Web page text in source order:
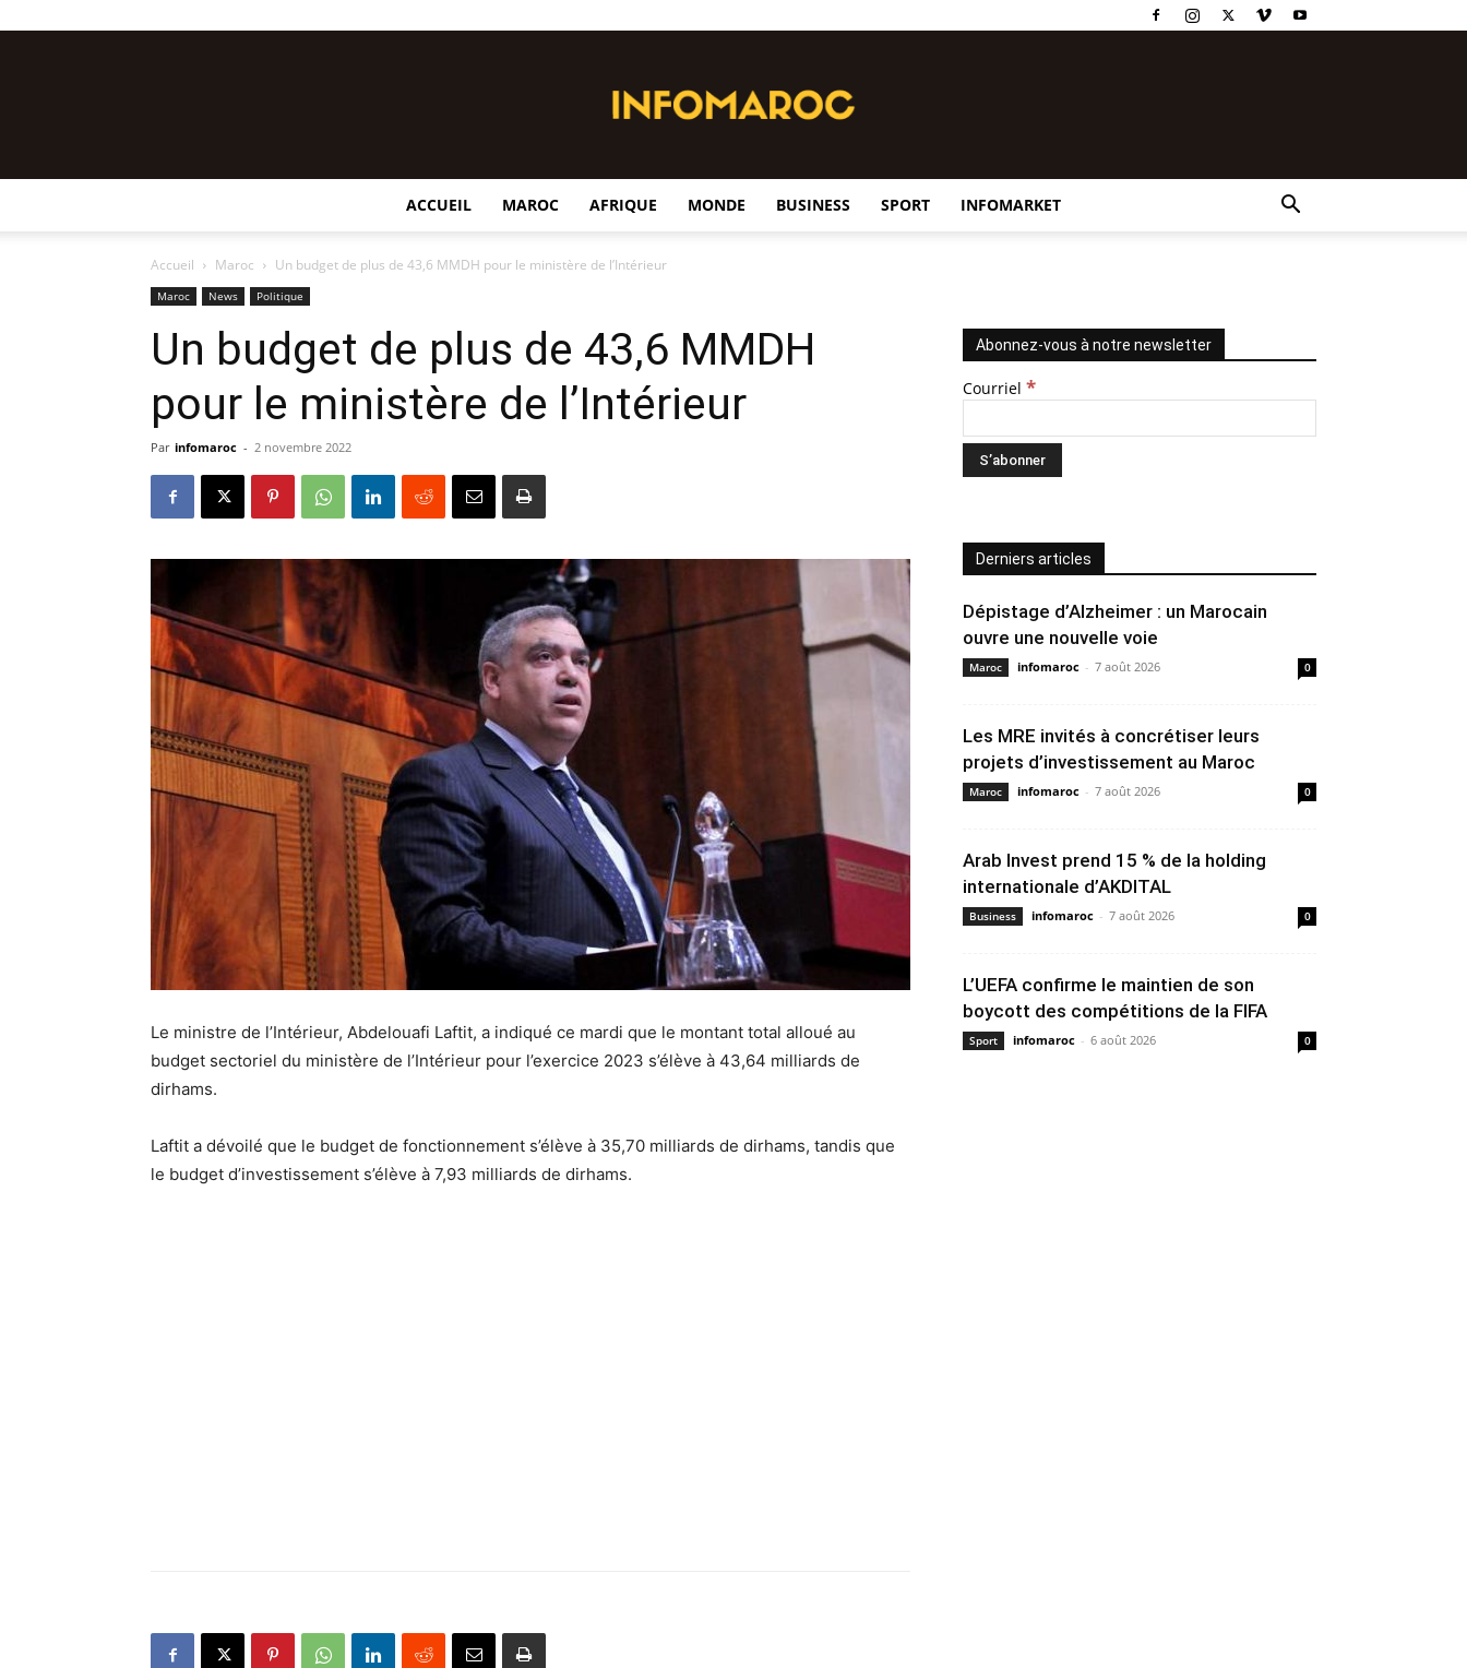
ACCUEIL MAROC AFRIQUE MONDE BUSINESS SPORT INFOMARKET
Accueil Maroc Un budget de plus de 43,6 MMDH pour le ministère de l’Intérieur
Maroc News Politique
Un budget de plus de 43,6 MMDH
pour le ministère de l’Intérieur
Par infomaroc - 2 novembre 2022
Le ministre de l’Intérieur, Abdelouafi Laftit, a indiqué ce mardi que le montant total alloué au
budget sectoriel du ministère de l’Intérieur pour l’exercice 2023 s’élève à 43,64 milliards de
dirhams.
Laftit a dévoilé que le budget de fonctionnement s’élève à 35,70 milliards de dirhams, tandis que
le budget d’investissement s’élève à 7,93 milliards de dirhams.
Abonnez-vous à notre newsletter
Courriel *
Derniers articles
Dépistage d’Alzheimer : un Marocain
ouvre une nouvelle voie
Maroc infomaroc - 7 août 2026 0
Les MRE invités à concrétiser leurs
projets d’investissement au Maroc
Maroc infomaroc - 7 août 2026 0
Arab Invest prend 15 % de la holding
internationale d’AKDITAL
Business infomaroc - 7 août 2026 0
L’UEFA confirme le maintien de son
boycott des compétitions de la FIFA
Sport infomaroc - 6 août 2026 0